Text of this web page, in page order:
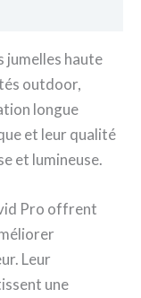
jumelles haute
outdoor,
longue
et leur qualité
et lumineuse.
Pro offrent
Leur
une